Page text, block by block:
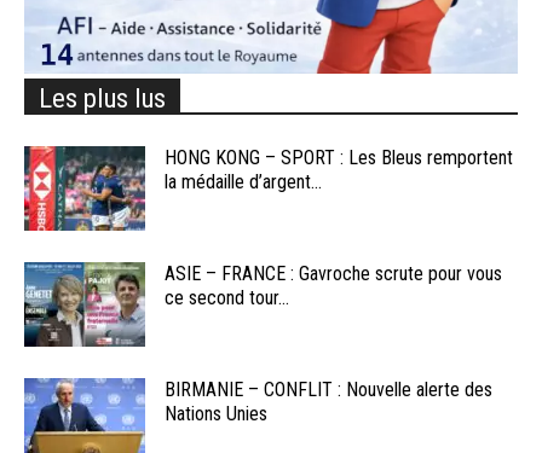
Les plus lus
HONG KONG – SPORT : Les Bleus remportent
la médaille d’argent...
ASIE – FRANCE : Gavroche scrute pour vous
ce second tour...
BIRMANIE – CONFLIT : Nouvelle alerte des
Nations Unies